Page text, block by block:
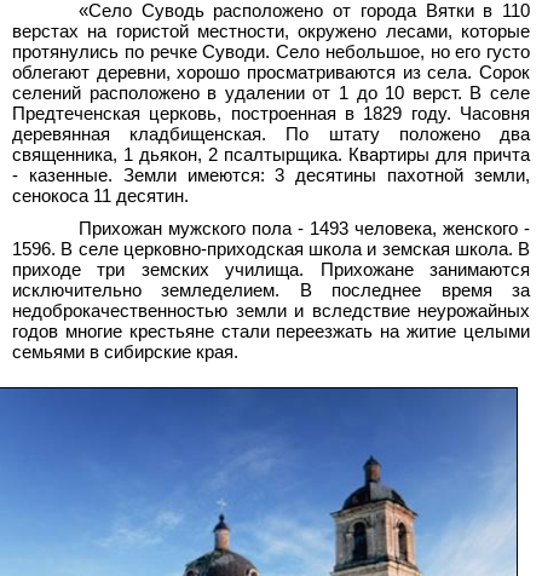
«Село Суводь расположено от города Вятки в 110
верстах на гористой местности, окружено лесами, которые
протянулись по речке Суводи. Село небольшое, но его густо
облегают деревни, хорошо просматриваются из села. Сорок
селений расположено в удалении от 1 до 10 верст. В селе
Предтеченская церковь, построенная в 1829 году. Часовня
деревянная кладбищенская. По штату положено два
священника, 1 дьякон, 2 псалтырщика. Квартиры для причта
- казенные. Земли имеются: 3 десятины пахотной земли,
сенокоса 11 десятин.
Прихожан мужского пола - 1493 человека, женского -
1596. В селе церковно-приходская школа и земская школа. В
приходе три земских училища. Прихожане занимаются
исключительно земледелием. В последнее время за
недоброкачественностью земли и вследствие неурожайных
годов многие крестьяне стали переезжать на житие целыми
семьями в сибирские края.